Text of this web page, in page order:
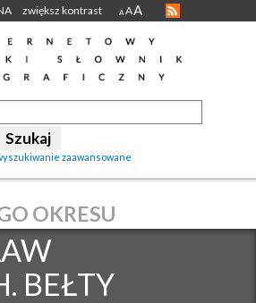
zwiększ kontrast A AA
zaawansowane
OKRESU
BEŁTY